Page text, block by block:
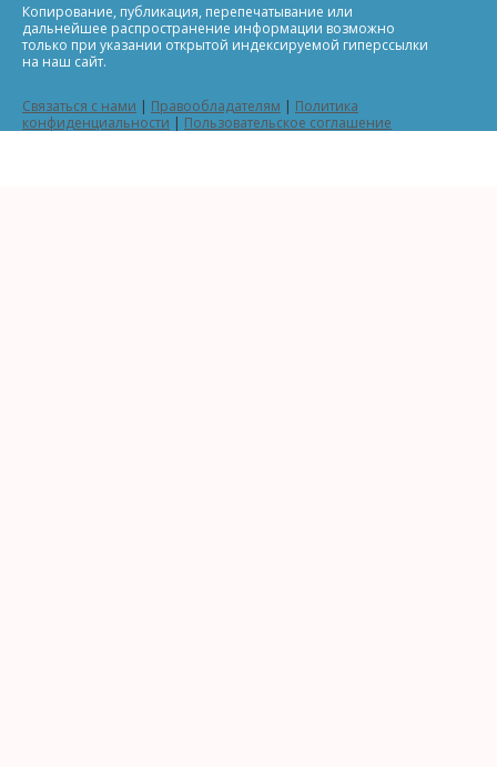
Копирование, публикация, перепечатывание или
дальнейшее распространение информации возможно
только при указании открытой индексируемой гиперссылки
на наш сайт.
Связаться с нами | Правообладателям | Политика
конфиденциальности | Пользовательское соглашение